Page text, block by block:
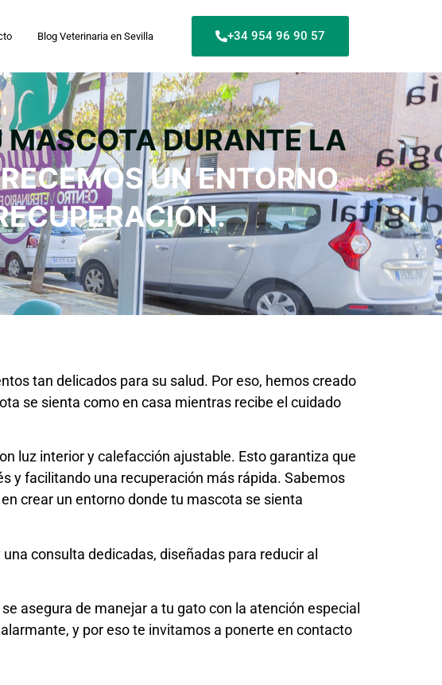
Blog Veterinaria en Sevilla +34 954 96 90 57
MASCOTA DURANTE LA
UN ENTORNO
tan delicados para su salud. Por eso, hemos creado
se sienta como en casa mientras recibe el cuidado
luz interior y calefacción ajustable. Esto garantiza que
y facilitando una recuperación más rápida. Sabemos
crear un entorno donde tu mascota se sienta
consulta dedicadas, diseñadas para reducir al
asegura de manejar a tu gato con la atención especial
y por eso te invitamos a ponerte en contacto